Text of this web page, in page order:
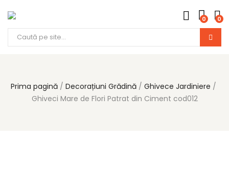
0 0
Products
Prima pagină Decorațiuni Grădină
Ghivece Jardiniere
Ghiveci Mare de Flori Patrat din Ciment cod012